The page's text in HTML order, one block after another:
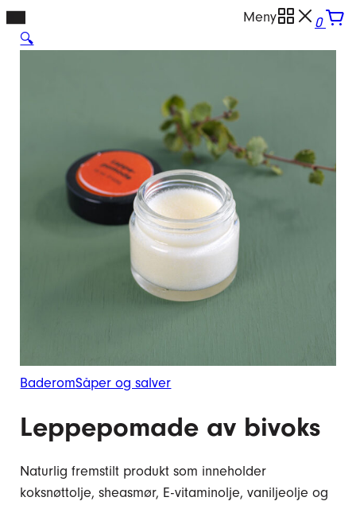
Hopp
Meny
0
🔍
BaderomSåper og salver
Leppepomade av bivoks
Naturlig fremstilt produkt som inneholder
koksnøttolje, sheasmør, E-vitaminolje, vaniljeolje og